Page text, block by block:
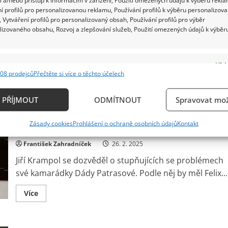
profilů pro personalizovanou reklamu, Používání profilů k výběru
Vytváření profilů pro personalizovaný obsah, Používání profilů pro výběr
obsahu, Rozvoj a zlepšování služeb, Použití omezených údajů k
zařízení na základě automaticky přenášených informací.
aktivně požadovaných informací.
bezpečnosti, předcházení a zjišťování podvodů a
chyb, Poskytování a zobrazování reklamy a
Ukládání a sdělování voleb ochrany osobních údajů.
prodejcůPřečtěte si více o těchto účelech
PŘÍJMOUT ODMÍTNOUT Spravovat
Zásady cookiesProhlášení o ochraně osobních údajůKontakt
natáčení
bylo
nepříjemné
ztrátou Aničky. Zatímco Felix zahání chmury aktivitou,
Dáda Patrasová...
Patrasová
si
po
dcery
nevede
vůbec
dobře.
Skončila
na
Jiří Krampol varuje před důsledky
Dády Patrasové. Obává se, že její stav
skončí tragédií
František Zahradníček 26. 2. 2025
Jiří Krampol se dozvěděl o stupňujících se problémech
své kamarádky Dády Patrasové. Podle něj by měl Felix...
VíceRead
more